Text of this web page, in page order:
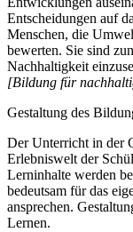
Entscheidungen auf
Menschen, die
bewerten. Sie sind
Nachhaltigkeit
[Bildung für
Gestaltung des
Der Unterricht in der
Erlebniswelt der
Lerninhalte werden
bedeutsam für das
ansprechen.
Lernen.